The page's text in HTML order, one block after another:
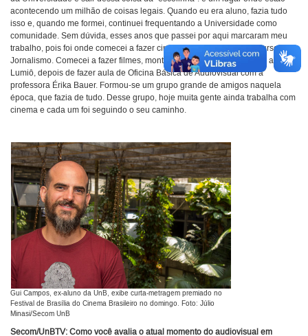
acontecendo um milhão de coisas legais. Quando eu era aluno, fazia tudo
isso e, quando me formei, continuei frequentando a Universidade como
comunidade. Sem dúvida, esses anos que passei por aqui marcaram meu
trabalho, pois foi onde comecei a fazer cinema, quando estava no curso de
Jornalismo. Comecei a fazer filmes, montei a minha produtora, que é a
Lumiô, depois de fazer aula de Oficina Básica de Audiovisual com a
professora Érika Bauer. Formou-se um grupo grande de amigos naquela
época, que fazia de tudo. Desse grupo, hoje muita gente ainda trabalha com
cinema e cada um foi seguindo o seu caminho.
Gui Campos, ex-aluno da UnB, exibe curta-metragem premiado no
Festival de Brasília do Cinema Brasileiro no domingo. Foto: Júlio
Minasi/Secom UnB
Secom/UnBTV: Como você avalia o atual momento do audiovisual em